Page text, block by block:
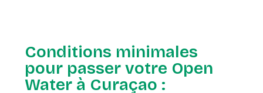
Conditions minimales
pour passer votre Open
Water à Curaçao :